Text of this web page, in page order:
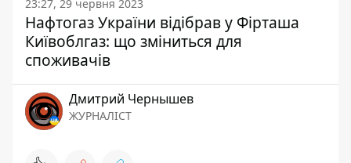
23:27, 29 червня 2023
Нафтогаз України відібрав у Фірташа
Київоблгаз: що зміниться для
споживачів
Дмитрий Чернышев
ЖУРНАЛІСТ